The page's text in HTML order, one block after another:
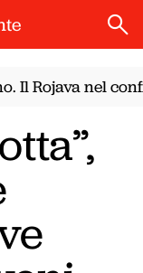
nel